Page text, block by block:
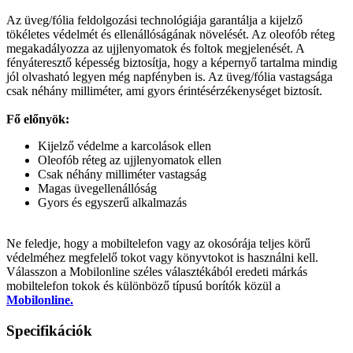
Az üveg/fólia feldolgozási technológiája garantálja a kijelző
tökéletes védelmét és ellenállóságának növelését. Az oleofób réteg
megakadályozza az ujjlenyomatok és foltok megjelenését. A
fényáteresztő képesség biztosítja, hogy a képernyő tartalma mindig
jól olvasható legyen még napfényben is. Az üveg/fólia vastagsága
csak néhány milliméter, ami gyors érintésérzékenységet biztosít.
Fő előnyök:
Kijelző védelme a karcolások ellen
Oleofób réteg az ujjlenyomatok ellen
Csak néhány milliméter vastagság
Magas üvegellenállóság
Gyors és egyszerű alkalmazás
Ne feledje, hogy a mobiltelefon vagy az okosórája teljes körű
védelméhez megfelelő tokot vagy könyvtokot is használni kell.
Válasszon a Mobilonline széles választékából eredeti márkás
mobiltelefon tokok és különböző típusú borítók közül a
Mobilonline.
Specifikációk